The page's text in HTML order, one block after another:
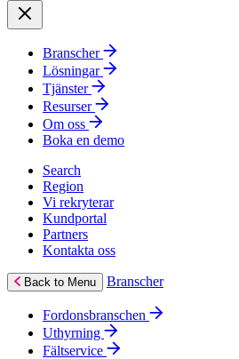
Branscher
Lösningar
Tjänster
Resurser
Om oss
Boka en demo
Search
Region
Vi rekryterar
Kundportal
Partners
Kontakta oss
Back to Menu Branscher
Fordonsbranschen
Uthyrning
Fältservice